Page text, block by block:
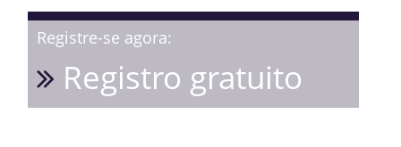
Registre-se agora:
Registro gratuito